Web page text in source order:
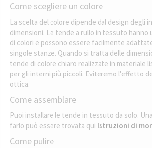
Come scegliere un colore
La scelta del colore dipende dal design degli
dimensioni. Le tende a rullo in tessuto hanno
di colori e possono essere facilmente
singole stanze. Quando si tratta delle
tende di colore chiaro realizzate in materiale
per gli interni più piccoli. Eviteremo l'effetto
ottica.
Come assemblare
Puoi installare le tende in tessuto da solo.
farlo può essere trovata qui Istruzioni di
Come pulire